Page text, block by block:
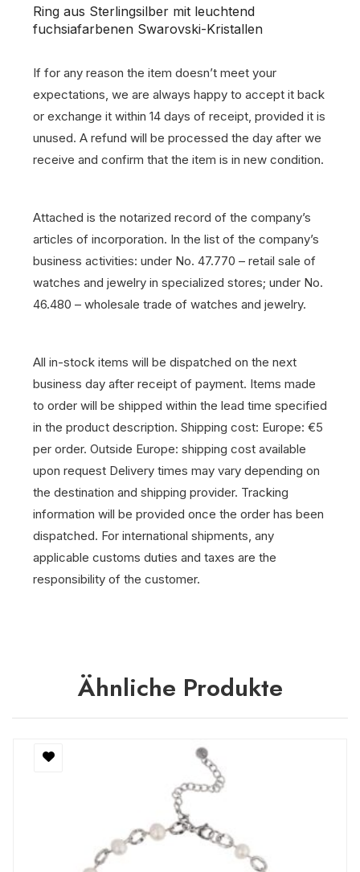
Ring aus Sterlingsilber mit leuchtend
fuchsiafarbenen Swarovski-Kristallen
If for any reason the item doesn’t meet your
expectations, we are always happy to accept it back
or exchange it within 14 days of receipt, provided it is
unused. A refund will be processed the day after we
receive and confirm that the item is in new condition.
Attached is the notarized record of the company’s
articles of incorporation. In the list of the company’s
business activities: under No. 47.770 – retail sale of
watches and jewelry in specialized stores; under No.
46.480 – wholesale trade of watches and jewelry.
All in-stock items will be dispatched on the next
business day after receipt of payment. Items made
to order will be shipped within the lead time specified
in the product description. Shipping cost: Europe: €5
per order. Outside Europe: shipping cost available
upon request Delivery times may vary depending on
the destination and shipping provider. Tracking
information will be provided once the order has been
dispatched. For international shipments, any
applicable customs duties and taxes are the
responsibility of the customer.
Ähnliche Produkte